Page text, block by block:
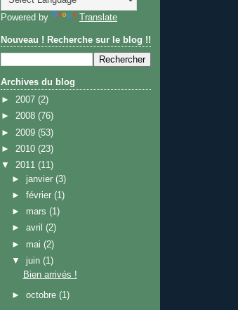
Powered by Translate
Nouveau ! Recherche sur le blog !!
Archives du blog
► 2007 (2)
► 2008 (76)
► 2009 (53)
► 2010 (23)
▼ 2011 (11)
► janvier(3)
►février(1)
► mars(1)
►avril(2)
► mai(2)
▼ juin(1)
Bien arrivés !
►octobre(1)